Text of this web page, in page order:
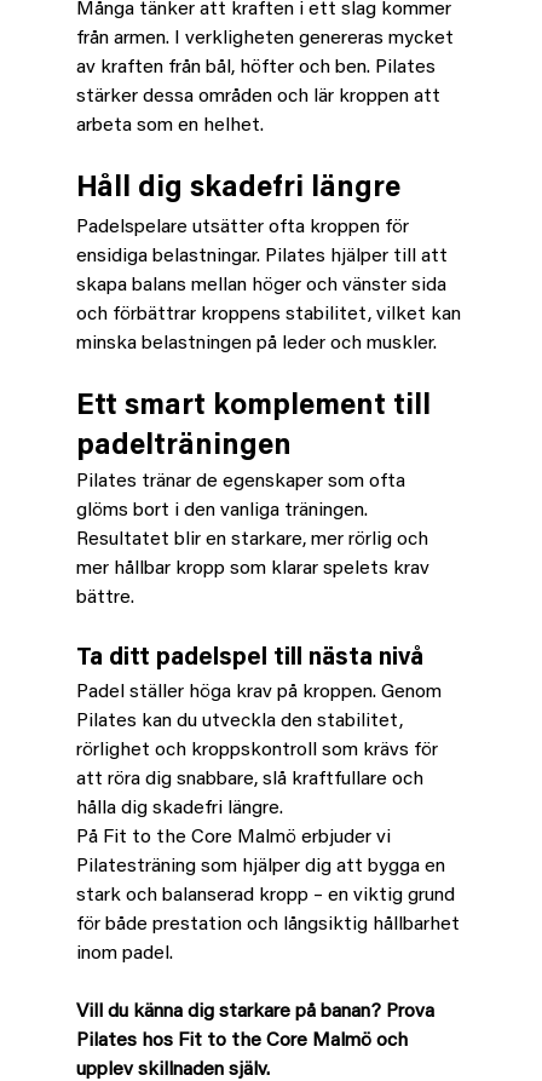
Många tänker att kraften i ett slag kommer
från armen. I verkligheten genereras mycket
av kraften från bål, höfter och ben. Pilates
stärker dessa områden och lär kroppen att
arbeta som en helhet.
Håll dig skadefri längre
Padelspelare utsätter ofta kroppen för
ensidiga belastningar. Pilates hjälper till att
skapa balans mellan höger och vänster sida
och förbättrar kroppens stabilitet, vilket kan
minska belastningen på leder och muskler.
Ett smart komplement till
padelträningen
Pilates tränar de egenskaper som ofta
glöms bort i den vanliga träningen.
Resultatet blir en starkare, mer rörlig och
mer hållbar kropp som klarar spelets krav
bättre.
Ta ditt padelspel till nästa nivå
Padel ställer höga krav på kroppen. Genom
Pilates kan du utveckla den stabilitet,
rörlighet och kroppskontroll som krävs för
att röra dig snabbare, slå kraftfullare och
hålla dig skadefri längre.
På Fit to the Core Malmö erbjuder vi
Pilatesträning som hjälper dig att bygga en
stark och balanserad kropp – en viktig grund
för både prestation och långsiktig hållbarhet
inom padel.
Vill du känna dig starkare på banan? Prova
Pilates hos Fit to the Core Malmö och
upplev skillnaden själv.